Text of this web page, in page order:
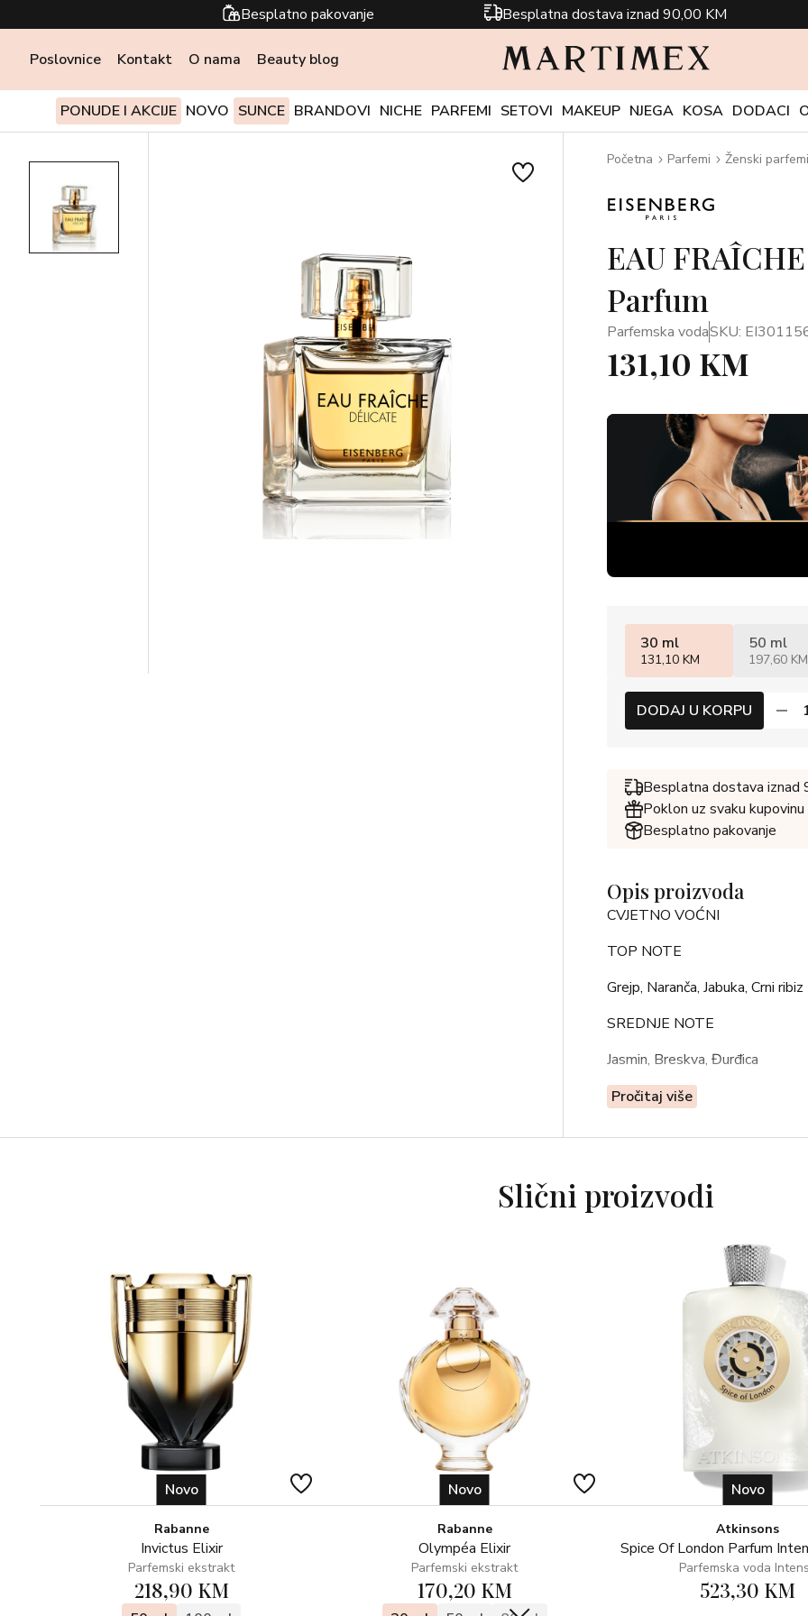
Besplatno pakovanje Besplatna dostava iznad 90,00 KM
Poslovnice Kontakt O nama Beauty blog
PONUDE I AKCIJE NOVO SUNCE BRANDOVI NICHE PARFEMI SETOVI MAKEUP NJEGA KOSA DODACI
Početna Parfemi Ženski parfemi
EAU
Parfum
Parfemska vodaSKU:
131,10 KM
30 ml
131,10 KM
50 ml
197,60 KM
DODAJ U KORPU
Besplatna dostava iznad
Poklon uz svaku kupovinu
Besplatno pakovanje
Opis proizvoda
CVJETNO VOĆNI
TOP NOTE
Grejp, Naranča, Jabuka, Crni ribiz
SREDNJE NOTE
Jasmin, Breskva, Đurđica
BAZNE NOTE
Pročitaj više
Slični proizvodi
Novo
Rabanne
Invictus Elixir
Parfemski ekstrakt
218,90 KM
Novo
Rabanne
Olympéa Elixir
Parfemski ekstrakt
170,20 KM
Novo
Atkinsons
Spice Of London Parfum
Parfemska voda
523,30 KM